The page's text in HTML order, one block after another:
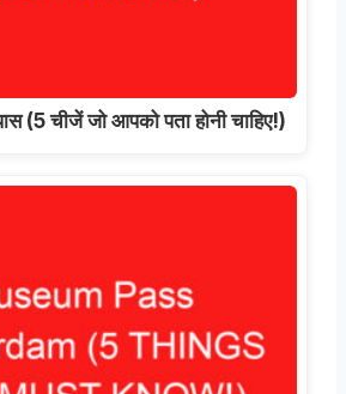
(5 चीजें जो आपको पता होनी चाहिए!)